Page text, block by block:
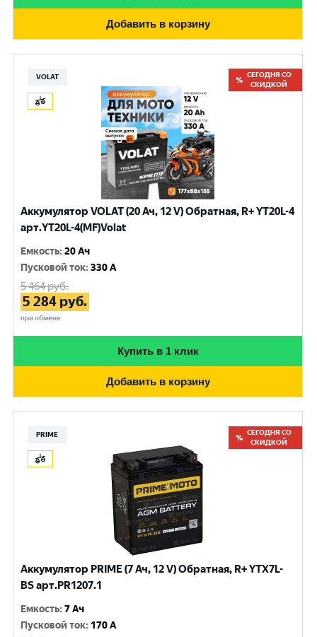
Добавить в корзину
VOLAT
СЕГОДНЯ СО
СКИДКОЙ
Аккумулятор VOLAT (20 Ач, 12 V) Обратная, R+ YT20L-4
арт.YT20L-4(MF)Volat
Емкость:20 Ач
Пусковой ток:330 A
5 464руб.
5 284 руб.
при обмене
Купить в 1 клик
Добавить в корзину
PRIME
СЕГОДНЯ СО
СКИДКОЙ
Аккумулятор PRIME (7 Ач, 12 V) Обратная, R+ YTX7L-
BS арт.PR1207.1
Емкость:7 Ач
Пусковой ток: 170 A